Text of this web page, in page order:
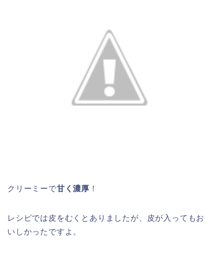
クリーミーで甘く濃厚 ！
レシピでは皮をむくとありましたが、皮が入ってもお
いしかったですよ。